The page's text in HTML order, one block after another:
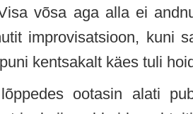
võsa aga alla ei
improvisatsioon, kuni
kentsakalt käes tuli
ootasin alati